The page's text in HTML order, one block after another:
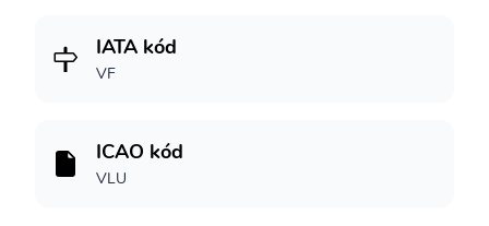
IATA kód
VF
ICAO kód
VLU